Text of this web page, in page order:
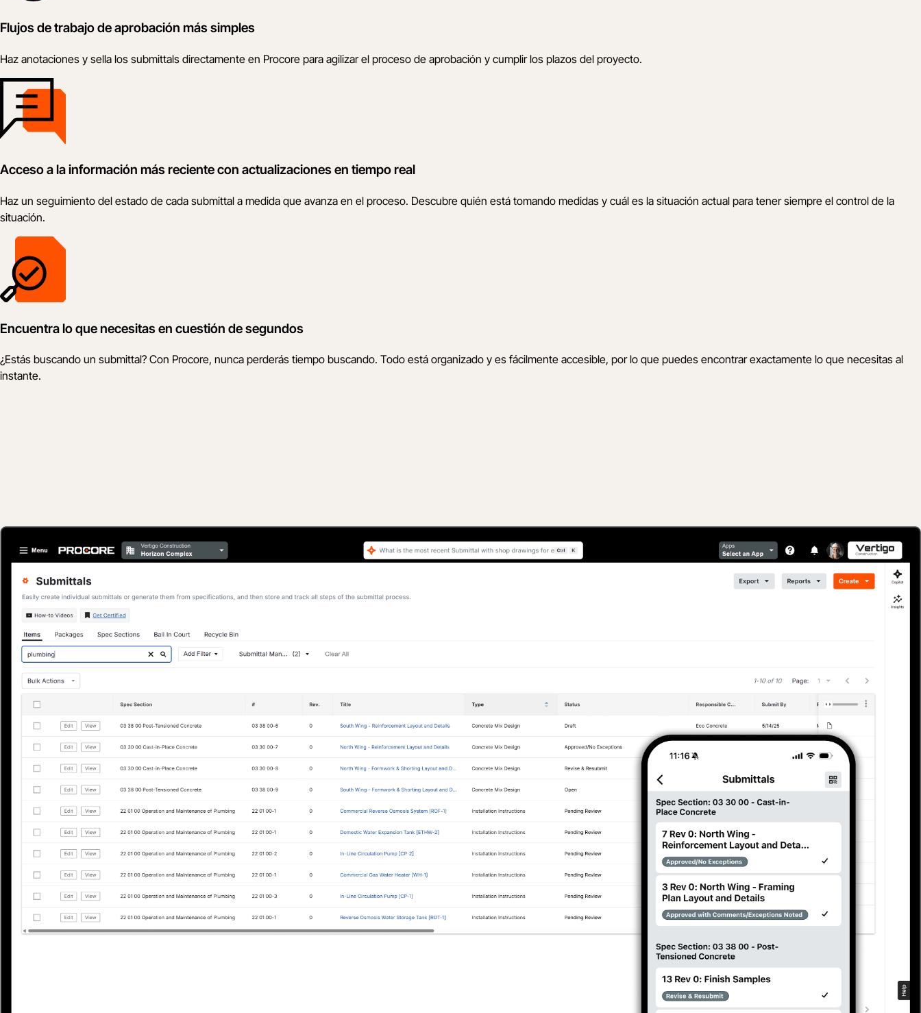
Flujos de trabajo de aprobación más simples
Haz anotaciones y sella los submittals directamente en Procore para agilizar el proceso de aprobación y cumplir los plazos del proyecto.
Acceso a la información más reciente con actualizaciones en tiempo real
Haz un seguimiento del estado de cada submittal a medida que avanza en el proceso. Descubre quién está tomando medidas y cuál es la situación actual para tener siempre el control de la
situación.
Encuentra lo que necesitas en cuestión de segundos
¿Estás buscando un submittal? Con Procore, nunca perderás tiempo buscando. Todo está organizado y es fácilmente accesible, por lo que puedes encontrar exactamente lo que necesitas al
instante.